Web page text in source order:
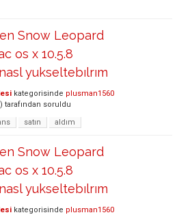
Snow Leopard
os x 10.5.8
yukseltebılrım
kategorisinde plusman1560
tarafından soruldu
satın aldım
Snow Leopard
os x 10.5.8
yukseltebılrım
kategorisinde plusman1560